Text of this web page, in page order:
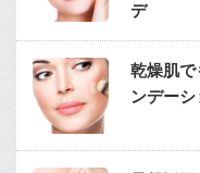
デ
乾燥肌で
ンデー